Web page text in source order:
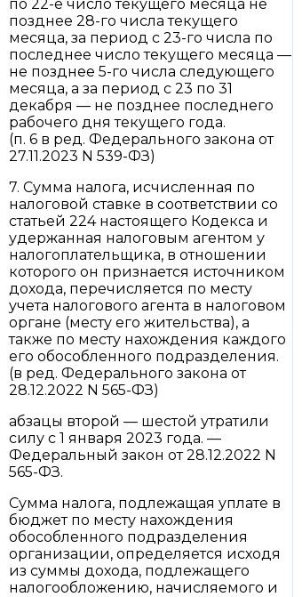
по 22-е число текущего месяца не
позднее 28-го числа текущего
месяца, за период с 23-го числа по
последнее число текущего месяца —
не позднее 5-го числа следующего
месяца, а за период с 23 по 31
декабря — не позднее последнего
рабочего дня текущего года.
(п. 6 в ред. Федерального закона от
27.11.2023 N 539-ФЗ)
7. Сумма налога, исчисленная по
налоговой ставке в соответствии со
статьей 224 настоящего Кодекса и
удержанная налоговым агентом у
налогоплательщика, в отношении
которого он признается источником
дохода, перечисляется по месту
учета налогового агента в налоговом
органе (месту его жительства), а
также по месту нахождения каждого
его обособленного подразделения.
(в ред. Федерального закона от
28.12.2022 N 565-ФЗ)
абзацы второй — шестой утратили
силу с 1 января 2023 года. —
Федеральный закон от 28.12.2022 N
565-ФЗ.
Сумма налога, подлежащая уплате в
бюджет по месту нахождения
обособленного подразделения
организации, определяется исходя
из суммы дохода, подлежащего
налогообложению, начисляемого и